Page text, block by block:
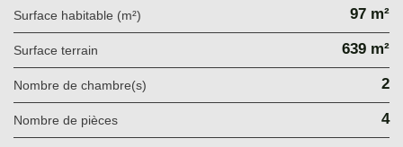
Surface habitable (m²) 97 m²
surface terrain 639 m²
Nombre de chambre(s) 2
Nombre de pièces 4